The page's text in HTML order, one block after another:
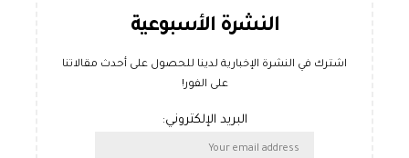
النشرة الأسبوعية
اشترك في النشرة الإخبارية لدينا للحصول على أحدث مقالاتنا
على الفور!
البريد الإلكتروني: